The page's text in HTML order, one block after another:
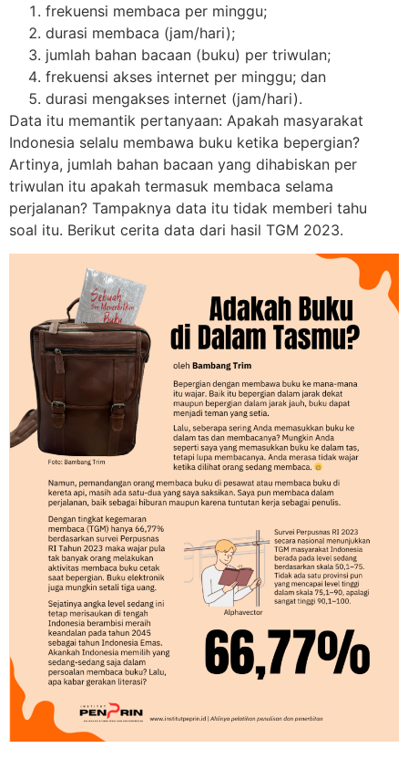
frekuensi membaca per minggu;
durasi membaca (jam/hari);
jumlah bahan bacaan (buku) per triwulan;
frekuensi akses internet per minggu; dan
durasi mengakses internet (jam/hari).
Data itu memantik pertanyaan: Apakah masyarakat
Indonesia selalu membawa buku ketika bepergian?
Artinya, jumlah bahan bacaan yang dihabiskan per
triwulan itu apakah termasuk membaca selama
perjalanan? Tampaknya data itu tidak memberi tahu
soal itu. Berikut cerita data dari hasil TGM 2023.